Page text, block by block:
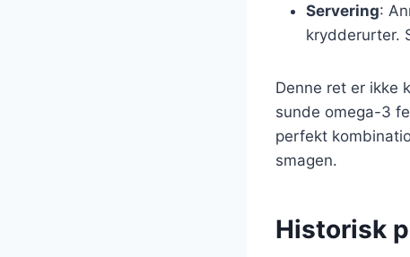
Servering:
krydderurter.
Denne ret er ikke
sunde omega-3
perfekt
smagen.
Historisk